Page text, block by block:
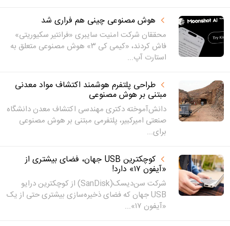
هوش مصنوعی چینی هم فراری شد
محققان شرکت امنیت سایبری «فرانتیر سکیوریتی»
فاش کردند، «کیمی کی ۳» هوش مصنوعی متعلق به
استارت آپ...
طراحی پلتفرم هوشمند اکتشاف مواد معدنی
مبتنی بر هوش مصنوعی
دانش‌آموخته دکتری مهندسی اکتشاف معدن دانشگاه
صنعتی امیرکبیر، پلتفرمی مبتنی بر هوش مصنوعی
برای...
کوچکترین USB جهان، فضای بیشتری از
«آیفون ۱۷» دارد!
شرکت سن‌دیسک(SanDisk) از کوچکترین درایو
USB جهان که فضای ذخیره‌سازی بیشتری حتی از یک
«آیفون ۱۷»...